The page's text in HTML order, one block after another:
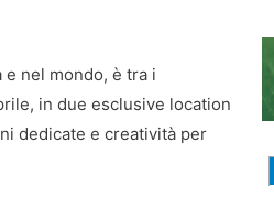
nel mondo, è tra i
in due esclusive location
dedicate e creatività per